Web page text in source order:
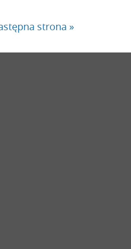
strona »